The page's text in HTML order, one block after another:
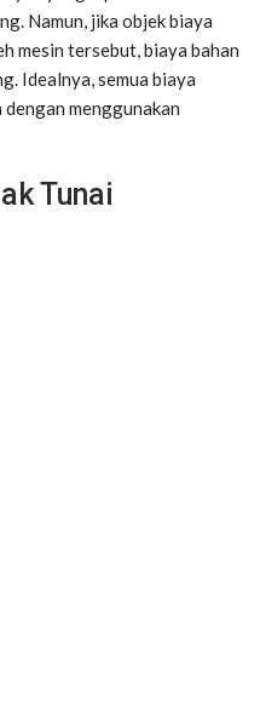
Namun, jika objek biaya
mesin tersebut, biaya bahan
Idealnya, semua biaya
menggunakan
Tunai